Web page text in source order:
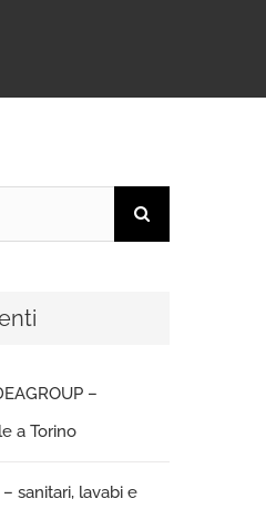
–
a Torino
sanitari, lavabi e